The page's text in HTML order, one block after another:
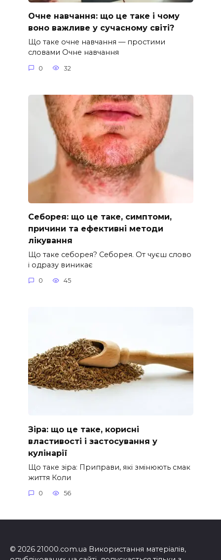
Очне навчання: що це таке і чому
воно важливе у сучасному світі?
Що таке очне навчання — простими
словами Очне навчання
0 32
Себорея: що це таке, симптоми,
причини та ефективні методи
лікування
Що таке себорея? Себорея. От чуєш слово
і одразу виникає
0 45
Зіра: що це таке, корисні
властивості і застосування у
кулінарії
Що таке зіра: Приправи, які змінюють смак
життя Коли
0 56
© 2026 21000.com.ua Використання матеріалів,